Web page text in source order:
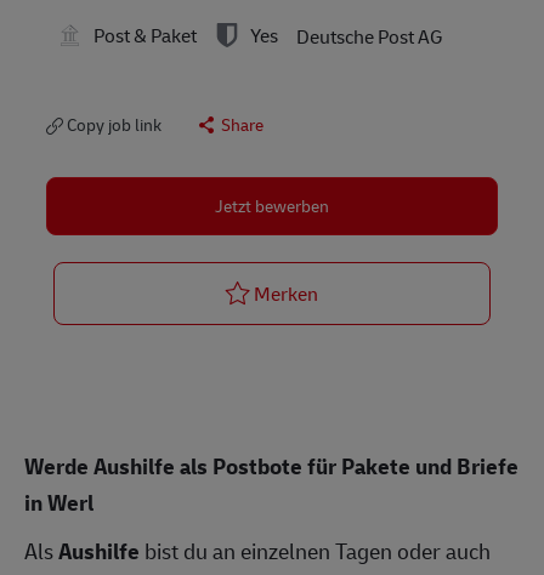
Post & Paket
Yes Deutsche Post AG
Copy job link Share
Jetzt bewerben
Merken
Werde Aushilfe als Postbote für Pakete und Briefe
in Werl
AlsAushilfe bist du an einzelnen Tagen oder auch